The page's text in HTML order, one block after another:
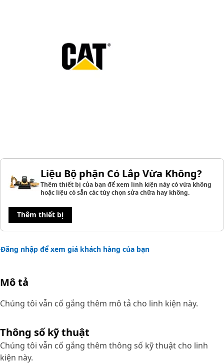
Liệu Bộ phận Có Lắp Vừa Không?
Thêm thiết bị của bạn để xem linh kiện này có vừa không
hoặc liệu có sẵn các tùy chọn sửa chữa hay không.
Thêm thiết bị
Đăng nhập để xem giá khách hàng của bạn
Mô tả
Chúng tôi vẫn cố gắng thêm mô tả cho linh kiện này.
Thông số kỹ thuật
Chúng tôi vẫn cố gắng thêm thông số kỹ thuật cho linh
kiện này.